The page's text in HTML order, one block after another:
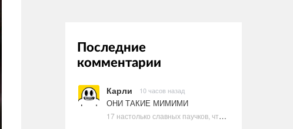
Последние
комментарии
Карли 10 часов назад
ОНИ ТАКИЕ МИМИМИ
17 настолько славных паучков, что даже у арахнофобов появится желание их погладить